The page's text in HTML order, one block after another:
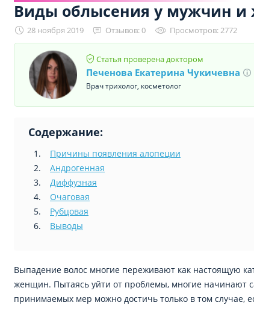
Виды облысения у мужчин
28 ноября 2019 Отзывов: 0 Просмотров: 2772
Статья проверена доктором
Печенова Екатерина Чукичевна
Врач трихолог, косметолог
Содержание:
Причины появления алопеции
Андрогенная
Диффузная
Очаговая
Рубцовая
Выводы
Выпадение волос многие переживают как настоящую
женщин. Пытаясь уйти от проблемы, многие начинают
принимаемых мер можно достичь только в том случае,